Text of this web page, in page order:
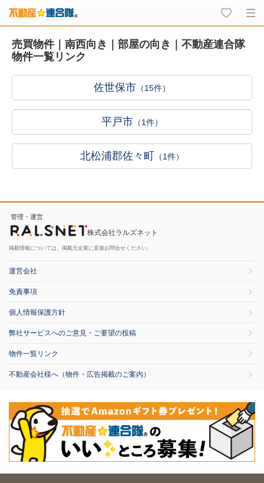
売買物件｜南西向き｜部屋の向き｜不動産連合隊
物件一覧リンク
佐世保市 （15件）
平戸市 （1件）
北松浦郡佐々町 （1件）
管理・運営
株式会社ラルズネット
掲載情報については、掲載元企業に直接お問合せください。
運営会社
免責事項
個人情報保護方針
弊社サービスへのご意見・ご要望の投稿
物件一覧リンク
不動産会社様へ（物件・広告掲載のご案内）